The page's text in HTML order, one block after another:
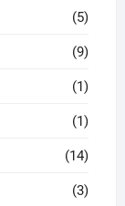
(5)
(9)
(1)
(1)
(14)
(3)